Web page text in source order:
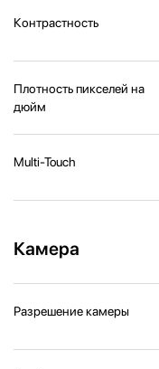
Контрастность
Плотность пикселей на
дюйм
Multi-Touch
Камера
Разрешение камеры